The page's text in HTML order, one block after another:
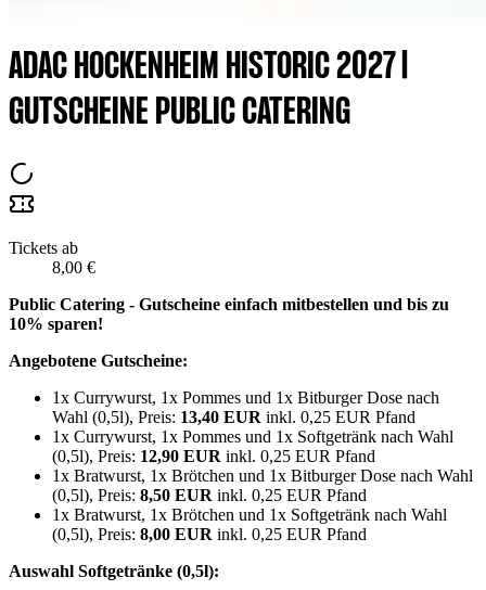
ADAC HOCKENHEIM HISTORIC 2027 |
GUTSCHEINE PUBLIC CATERING
Tickets ab
8,00 €
Public Catering - Gutscheine einfach mitbestellen und bis zu
10% sparen!
Angebotene Gutscheine:
1x Currywurst, 1x Pommes und 1x Bitburger Dose nach
Wahl (0,5l), Preis: 13,40 EUR inkl. 0,25 EUR Pfand
1x Currywurst, 1x Pommes und 1x Softgetränk nach Wahl
(0,5l), Preis: 12,90 EUR inkl. 0,25 EUR Pfand
1x Bratwurst, 1x Brötchen und 1x Bitburger Dose nach Wahl
(0,5l), Preis: 8,50 EUR inkl. 0,25 EUR Pfand
1x Bratwurst, 1x Brötchen und 1x Softgetränk nach Wahl
(0,5l), Preis: 8,00 EUR inkl. 0,25 EUR Pfand
Auswahl Softgetränke (0,5l):